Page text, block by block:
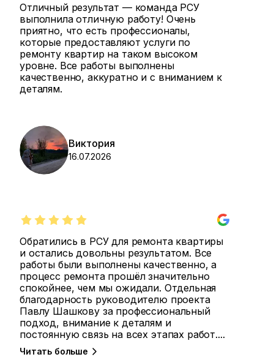
Отличный результат — команда РСУ
выполнила отличную работу! Очень
приятно, что есть профессионалы,
которые предоставляют услуги по
ремонту квартир на таком высоком
уровне. Все работы выполнены
качественно, аккуратно и с вниманием к
деталям.
Виктория
16.07.2026
Обратились в РСУ для ремонта квартиры
и остались довольны результатом. Все
работы были выполнены качественно, а
процесс ремонта прошёл значительно
спокойнее, чем мы ожидали. Отдельная
благодарность руководителю проекта
Павлу Шашкову за профессиональный
подход, внимание к деталям и
постоянную связь на всех этапах работ....
Читать больше